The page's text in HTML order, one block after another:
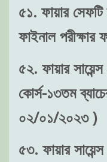
৫১. ফায়ার
ফাইনাল
৫২. ফায়ার
কোর্স-১৩তম
০২/০১/২০২৩ )
৫৩. ফায়ার